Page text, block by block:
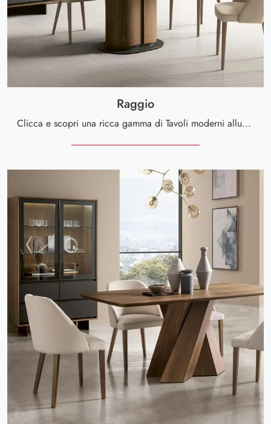
Raggio
Clicca e scopri una ricca gamma di Tavoli moderni allungabili da pranzo! Il modello Raggio di Le Fablier ti aspetta.